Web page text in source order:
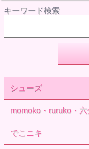
キーワード検索
シューズ
momoko・ruruko・
でこニキ